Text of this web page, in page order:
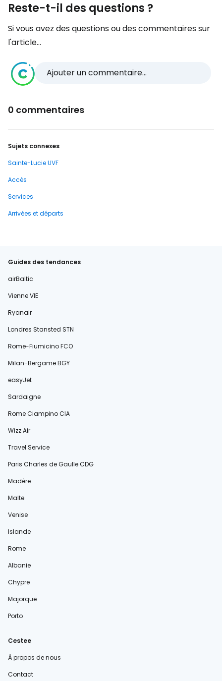
Reste-t-il des questions ?
Si vous avez des questions ou des commentaires sur
l'article...
Ajouter un commentaire...
0 commentaires
Sujets connexes
Sainte-Lucie UVF
Accès
Services
Arrivées et départs
Guides des tendances
airBaltic
Vienne VIE
Ryanair
Londres Stansted STN
Rome-Fiumicino FCO
Milan-Bergame BGY
easyJet
Sardaigne
Rome Ciampino CIA
Wizz Air
Travel Service
Paris Charles de Gaulle CDG
Madère
Malte
Venise
Islande
Rome
Albanie
Chypre
Majorque
Porto
Cestee
À propos de nous
Contact